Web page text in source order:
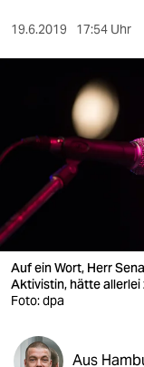
sport
nord
wahrheit
verlag
verlag
veranstaltungen
fragen & hilfe
19.6.2019 17:54 Uhr
Auf ein Wort, Herr
Aktivistin, hätte allerlei
Foto: dpa
Aus